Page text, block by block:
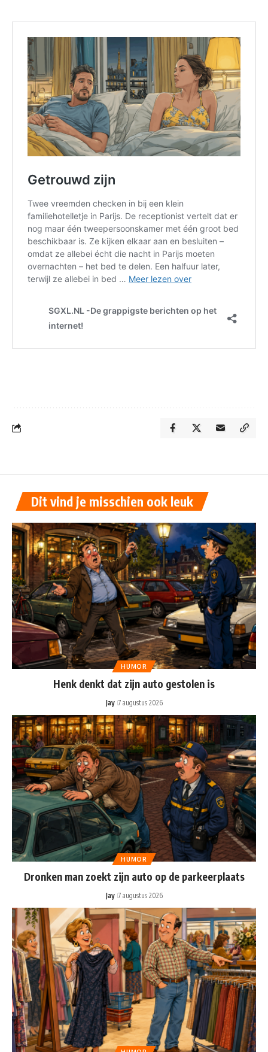
Dit vind je misschien ook leuk
HUMOR
Henk denkt dat zijn auto gestolen is
Jay 7 augustus 2026
HUMOR
Dronken man zoekt zijn auto op de parkeerplaats
Jay 7 augustus 2026